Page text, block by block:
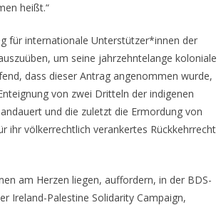
heißt.“
für internationale Unterstützer*innen der
um seine jahrzehntelange koloniale
dass dieser Antrag angenommen wurde,
von zwei Dritteln der indigenen
und die zuletzt die Ermordung von
ihr völkerrechtlich verankertes Rückkehrrecht
am Herzen liegen, auffordern, in der BDS-
Ireland-Palestine Solidarity Campaign,